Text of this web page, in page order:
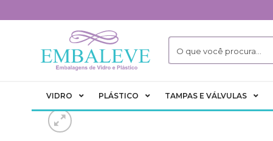
to
VIDRO PLÁSTICO TAMPAS E VÁLVULAS